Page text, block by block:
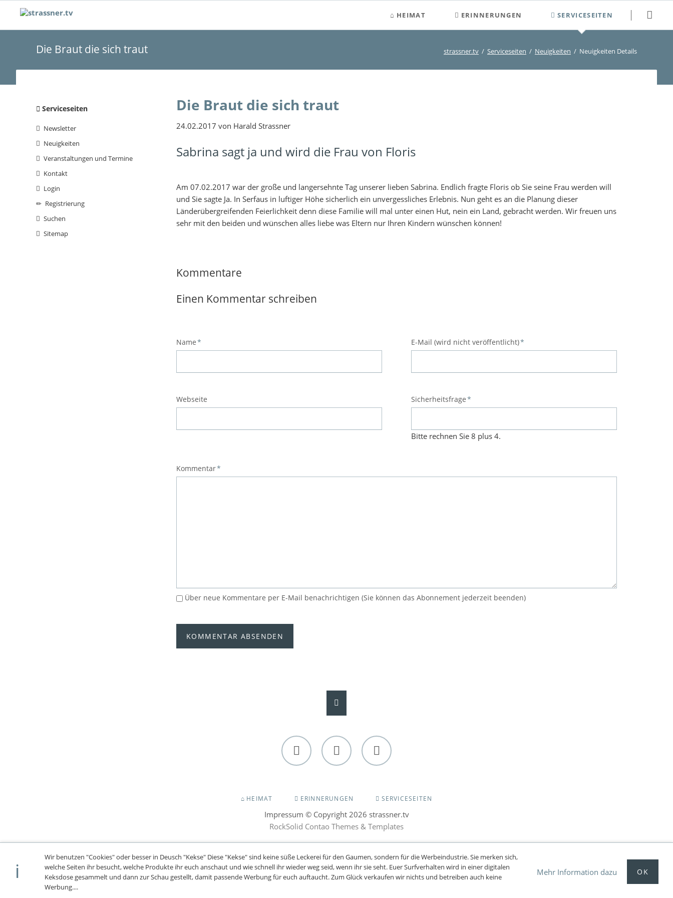
Wir benutzen "Cookies" oder besser in Deusch "Kekse" Diese "Kekse" sind keine süße Leckerei für den Gaumen, sondern für die Werbeindustrie.Sie merken sich,
welche Seiten ihr besucht, welche Produkte ihr euch anschaut und wie schnell ihr wieder weg seid, wenn ihr sie seht. Euer Surfverhalten wird in einer digitalen
Keksdose gesammelt und dann zur Schau gestellt, damit passende Werbung für euch auftaucht.Zum Glück verkaufen wir nichts und betreiben auch keine
Werbung....
Mehr Information dazu OK
überspringen
HEIMAT ERINNERUNGEN SERVICESEITEN
Die Braut die sich traut strassner.tv Serviceseiten Neuigkeiten Neuigkeiten Details
Die Braut die sich traut
24.02.2017 von Harald Strassner
Sabrina sagt ja und wird die Frau von Floris
Am 07.02.2017 war der große und langersehnte Tag unserer lieben Sabrina. Endlich fragte Floris ob Sie seine Frau werden will
und Sie sagte Ja. In Serfaus in luftiger Höhe sicherlich ein unvergessliches Erlebnis. Nun geht es an die Planung dieser
Länderübergreifenden Feierlichkeit denn diese Familie will mal unter einen Hut, nein ein Land, gebracht werden. Wir freuen uns
sehr mit den beiden und wünschen alles liebe was Eltern nur Ihren Kindern wünschen können!
Kommentare
Einen Kommentar schreiben
Pflichtfeld
Name* Pflichtfeld
E-Mail (wird nicht veröffentlicht)*
Webseite Pflichtfeld
Sicherheitsfrage*
Bitte rechnen Sie 8 plus 4.
Pflichtfeld
Kommentar*
Über neue Kommentare per E-Mail benachrichtigen (Sie können das Abonnement jederzeit beenden)
KOMMENTAR ABSENDEN
Navigation
Serviceseiten
Newsletter
Neuigkeiten
Veranstaltungen und Termine
Kontakt
Login
Registrierung
Suchen
Sitemap
ÜBERSPRINGEN
HEIMAT ERINNERUNGEN SERVICESEITEN
Impressum © Copyright 2026 strassner.tv
RockSolid Contao Themes & Templates